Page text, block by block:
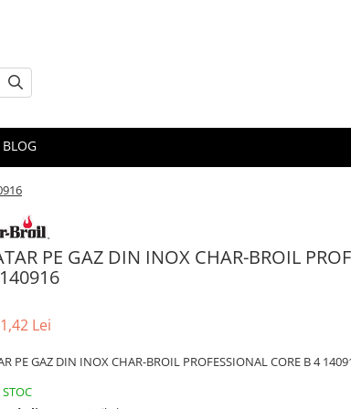
BLOG
PE GAZ DIN INOX CHAR-BROIL
Lei
PE GAZ DIN INOX CHAR-BROIL PROFESSIONAL CORE B 4